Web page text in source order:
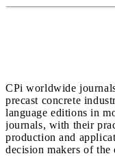
CPi worldwide
precast concrete
language editions in
journals, with their
production and
decision makers of the